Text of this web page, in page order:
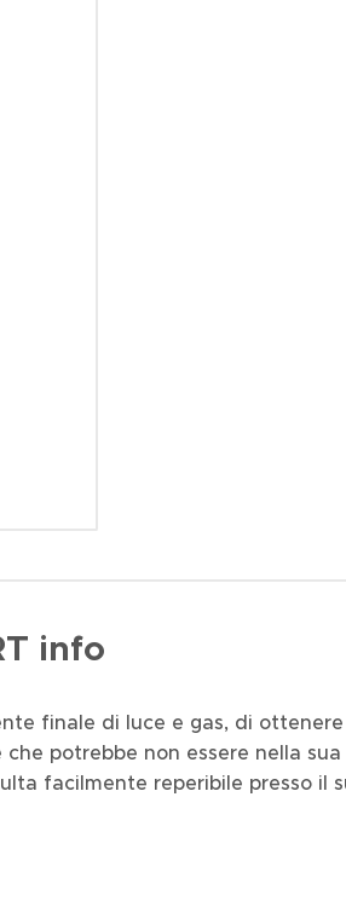
info
finale di luce e gas, di ottenere
potrebbe non essere nella sua
facilmente reperibile presso il